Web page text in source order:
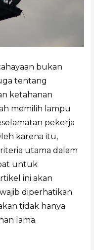
bukan
tentang
ketahanan
memilih lampu
pekerja
karena itu,
utama dalam
untuk
ini akan
diperhatikan
tidak hanya
lama.